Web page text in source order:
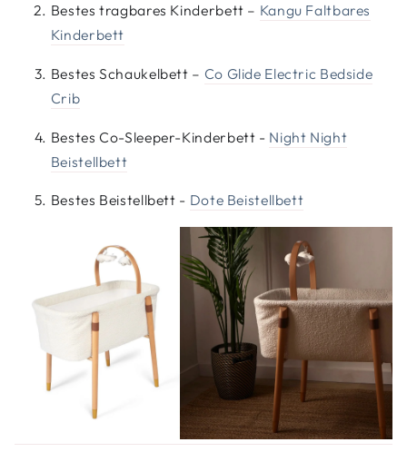
Bestes tragbares Kinderbett – Kangu Faltbares
Kinderbett
Bestes Schaukelbett – Co Glide Electric Bedside
Crib
Bestes Co-Sleeper-Kinderbett - Night Night
Beistellbett
Bestes Beistellbett - Dote Beistellbett